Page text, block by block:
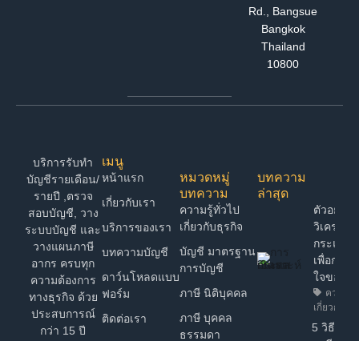
Rd., Bangsue
Bangkok
Thailand
10800
บริการรับทำ
บัญชีรายเดือน/
รายปี ,ตรวจ
สอบบัญชี, วาง
ระบบบัญชี และ
วางแผนภาษี
อากร ครบทุก
ความต้องการ
ทางธุรกิจ ด้วย
ประสบการณ์
กว่า 15 ปี
เมนู
หน้าแรก
เกี่ยวกับเรา
บริการของเรา
บทความบัญชี
ดาว์นโหลดแบบ
ฟอร์ม
ติดต่อเรา
หมวดหมู่
บทความ
ความรู้ทั่วไป
เกี่ยวกับธุรกิจ
บัญชี มาตรฐาน
การบัญชี
ภาษี นิติบุคคล
ภาษี บุคคล
ธรรมดา
บทความ
ล่าสุด
ตัวอย่าง
วิเคราะห์
กระแสเ
เพื่อการ
ใจของ
ความรู้
เกี่ยวกับธุร
5 วิธี วา